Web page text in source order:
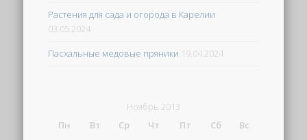
Растения для сада и огорода в Карелии
03.05.2024
Пасхальные медовые пряники 19.04.2024
Ноябрь 2013
Пн
Вт Ср Чт Пт Сб
Вс